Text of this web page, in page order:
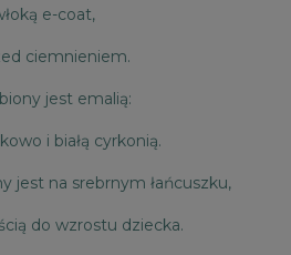
e-coat,
ciemnieniem.
jest emalią:
i białą cyrkonią.
jest na srebrnym łańcuszku,
do wzrostu dziecka.